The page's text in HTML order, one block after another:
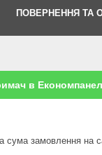
ПОВЕРНЕННЯ ТА
в
сума замовлення на